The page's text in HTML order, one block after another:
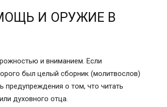
СИЛЫ
И ОРУЖИЕ В
и вниманием. Если
был целый сборник (молитвослов)
предупреждения о том, что читать
духовного отца.